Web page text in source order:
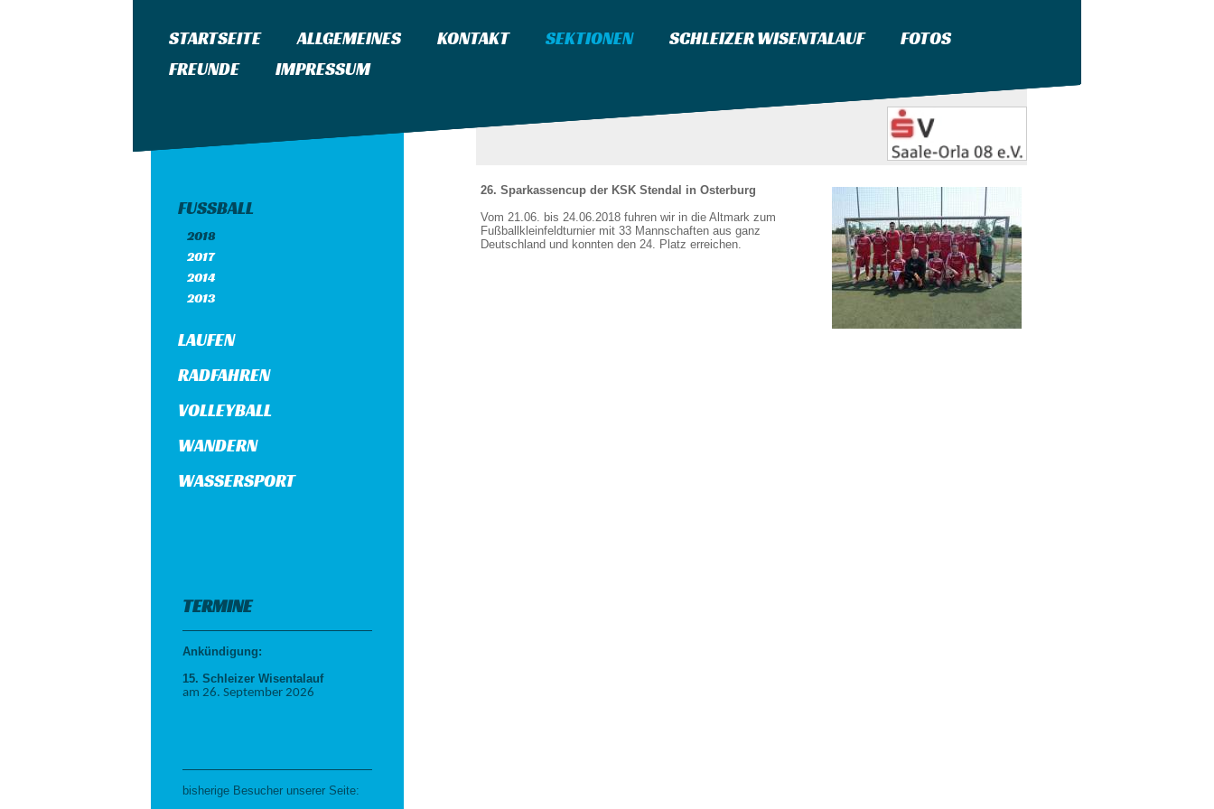
STARTSEITE ALLGEMEINES KONTAKT SEKTIONEN SCHLEIZER WISENTALAUF
FOTOS
FREUNDE
IMPRESSUM
FUSSBALL
2018
2017
2014
2013
LAUFEN
RADFAHREN
VOLLEYBALL
WANDERN
WASSERSPORT
TERMINE
Ankündigung:
15. Schleizer Wisentalauf
am 26. September 2026
bisherige Besucher unserer Seite:
26. Sparkassencup der KSK Stendal in Osterburg
Vom 21.06. bis 24.06.2018 fuhren wir in die Altmark zum
Fußballkleinfeldturnier mit 33 Mannschaften aus ganz
Deutschland und konnten den 24. Platz erreichen.